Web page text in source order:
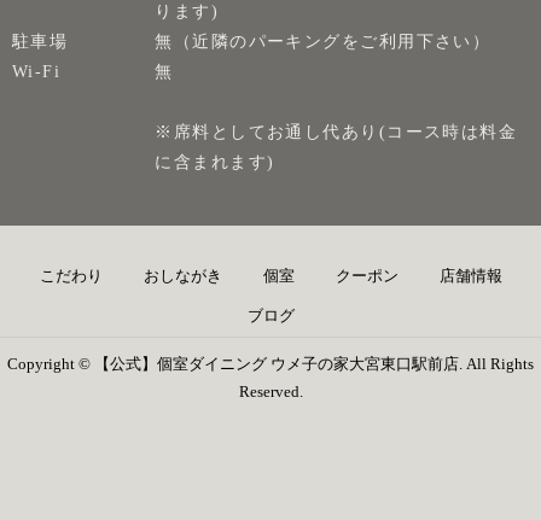
ります)
駐車場
無（近隣のパーキングをご利用下さい）
Wi-Fi
無
※席料としてお通し代あり(コース時は料金
に含まれます)
こだわり おしながき 個室 クーポン 店舗情報
ブログ
Copyright © 【公式】個室ダイニング ウメ子の家大宮東口駅前店. All Rights
Reserved.